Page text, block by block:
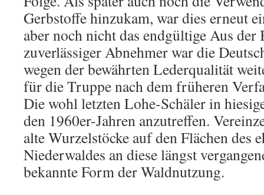
Gerbstoffe hinzukam, war dies erneut
aber noch nicht das endgültige Aus der
zuverlässiger Abnehmer war die
wegen der bewährten Lederqualität
für die Truppe nach dem früheren
Die wohl letzten Lohe-Schäler in
den 1960er-Jahren anzutreffen.
alte Wurzelstöcke auf den Flächen des
Niederwaldes an diese längst
bekannte Form der Waldnutzung.